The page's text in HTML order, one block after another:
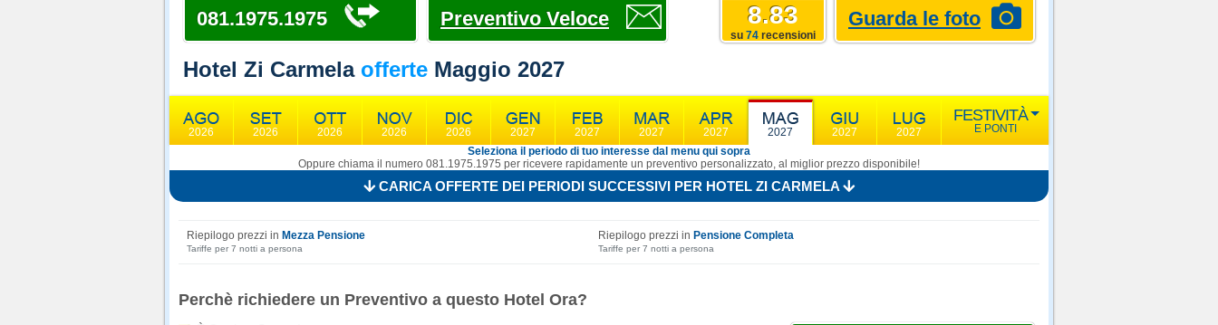
Guarda le foto
8.83
su 74 recensioni
081.1975.1975 Preventivo Veloce
Hotel Zi Carmelaofferte Maggio 2027
2026 2026 2026 2026 2026 2027 2027 2027 2027 2027 2027 2027
FESTIVITÀ
E PONTI
Seleziona il periodo di tuo interesse dal menu qui sopra
Oppure chiama il numero 081.1975.1975 per ricevere rapidamente un preventivo personalizzato, al miglior prezzo disponibile!
CARICA OFFERTE DEI PERIODI SUCCESSIVI PER HOTEL ZI CARMELA
Riepilogo prezzi in Mezza Pensione
Tariffe per 7 notti a persona
Riepilogo prezzi in Pensione Completa
Tariffe per 7 notti a persona
Perchè richiedere un Preventivo a questo Hotel Ora?